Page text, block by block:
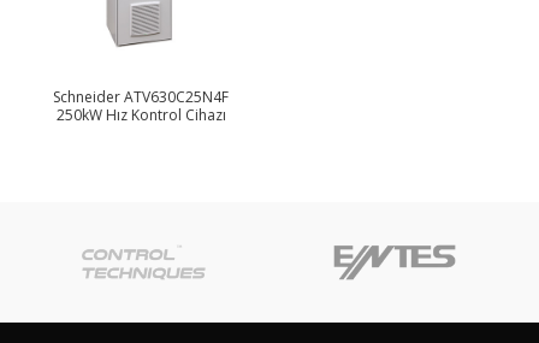
Schneider ATV630C25N4F
250kW Hız Kontrol Cihazı